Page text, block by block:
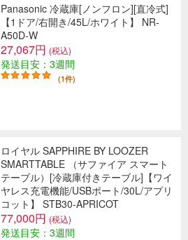
Panasonic 冷蔵庫[ノンフロン][直冷式]
【1ドア/右開き/45L/ホワイト】 NR-
A50D-W
27,067円 (税込)
発送目安：3週間
(1件)
ロイヤル SAPPHIRE BY LOOZER
SMARTTABLE （サファイア スマート
テーブル）[冷蔵庫付きテーブル]【ワイ
ヤレス充電機能/USBポート/30L/アプリ
コット】 STB30-APRICOT
77,000円 (税込)
発送目安：3週間